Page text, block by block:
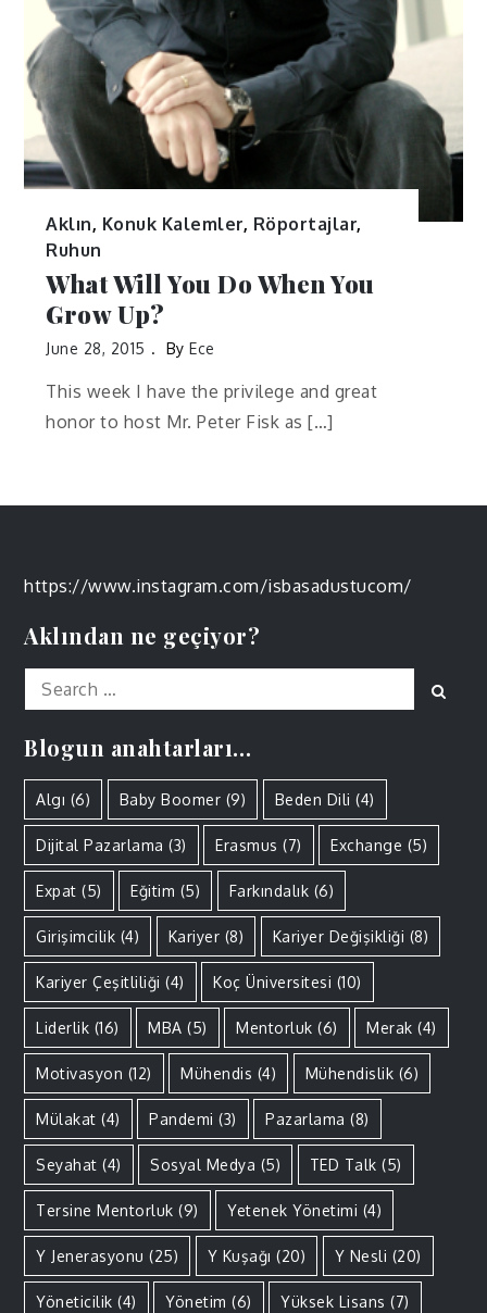
Aklın, Konuk Kalemler, Röportajlar,
Ruhun
What Will You Do When You
Grow Up?
June 28, 2015 ByEce
This week I have the privilege and great
honor to host Mr. Peter Fisk as […]
https://www.instagram.com/isbasadustucom/
Aklından ne geçiyor?
Search
for:
Blogun anahtarları…
Algı (6) Baby Boomer (9) Beden Dili (4)
Dijital Pazarlama (3) Erasmus (7) Exchange (5)
Expat (5) Eğitim (5) Farkındalık (6)
Girişimcilik (4) Kariyer (8) Kariyer Değişikliği (8)
Kariyer Çeşitliliği (4) Koç Üniversitesi (10)
Liderlik (16) MBA (5) Mentorluk (6) Merak (4)
Motivasyon (12) Mühendis (4) Mühendislik (6)
Mülakat (4) Pandemi (3) Pazarlama (8)
Seyahat (4) Sosyal Medya (5) TED Talk (5)
Tersine Mentorluk (9) Yetenek Yönetimi (4)
Y Jenerasyonu (25) Y Kuşağı (20) Y Nesli (20)
Yöneticilik (4) Yönetim (6) Yüksek Lisans (7)